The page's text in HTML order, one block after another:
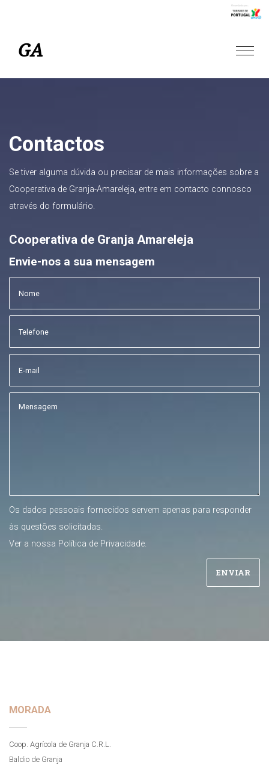
Toggle
GA
Contactos
Se tiver alguma dúvida ou precisar de mais informações sobre a
Cooperativa de Granja-Amareleja, entre em contacto connosco
através do formulário.
Cooperativa de Granja Amareleja
Envie-nos a sua mensagem
Os dados pessoais fornecidos servem apenas para responder
às questões solicitadas.
Ver a nossa Política de Privacidade.
MORADA
Coop. Agrícola de Granja C.R.L.
Baldio de Granja